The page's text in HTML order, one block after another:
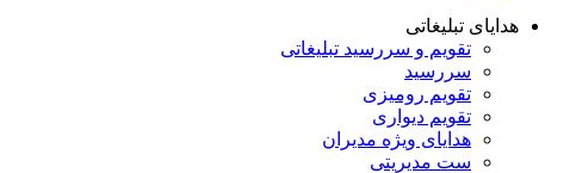
هدایای تبلیغاتی
تقویم و سررسید تبلیغاتی
سررسید
تقویم رومیزی
تقویم دیواری
هدایای ویژه مدیران
ست مدیریتی